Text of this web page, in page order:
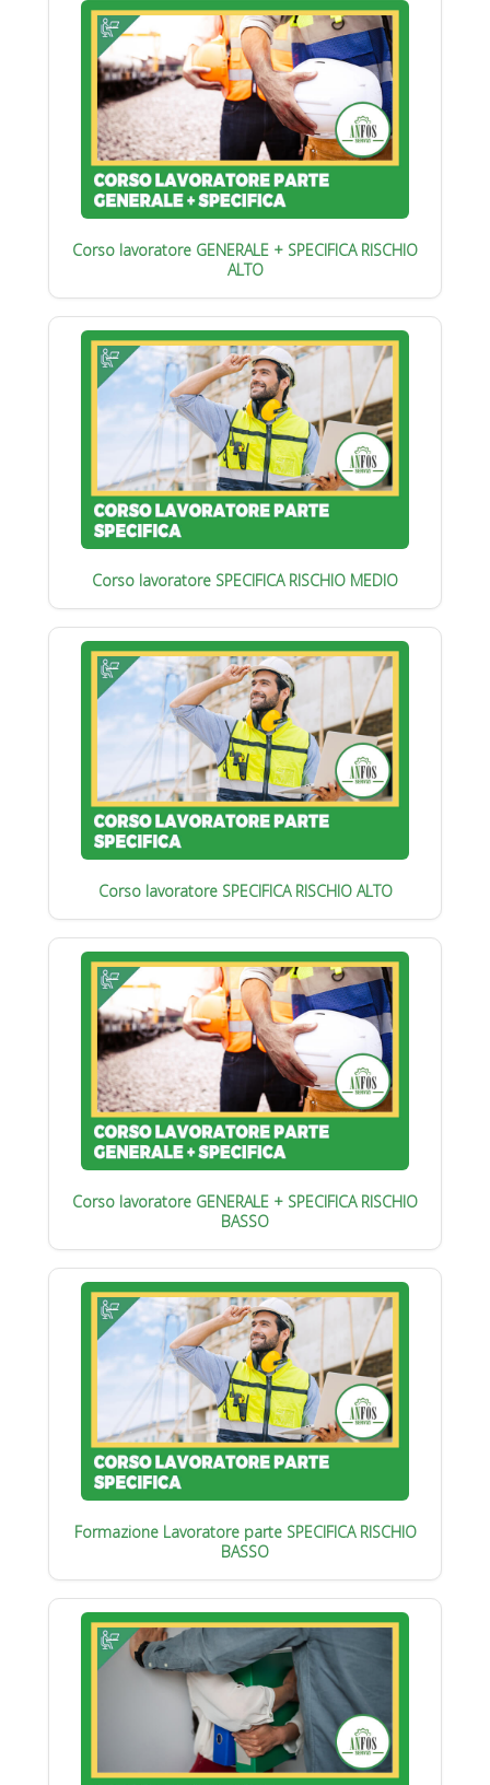
Corso lavoratore GENERALE + SPECIFICA RISCHIO
ALTO
Corso lavoratore SPECIFICA RISCHIO MEDIO
Corso lavoratore SPECIFICA RISCHIO ALTO
Corso lavoratore GENERALE + SPECIFICA RISCHIO
BASSO
Formazione Lavoratore parte SPECIFICA RISCHIO
BASSO